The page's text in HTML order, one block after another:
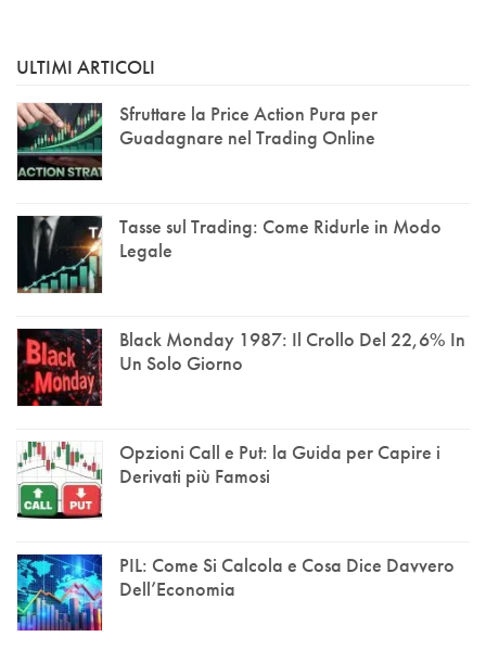
ULTIMI ARTICOLI
Sfruttare la Price Action Pura per
Guadagnare nel Trading Online
Tasse sul Trading: Come Ridurle in Modo
Legale
Black Monday 1987: Il Crollo Del 22,6% In
Un Solo Giorno
Opzioni Call e Put: la Guida per Capire i
Derivati più Famosi
PIL: Come Si Calcola e Cosa Dice Davvero
Dell’Economia